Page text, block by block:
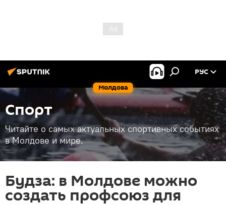
Молдова
РУС
Спорт
Читайте о самых актуальных спортивных событиях
в Молдове и мире.
Будза: в Молдове можно
создать профсоюз для